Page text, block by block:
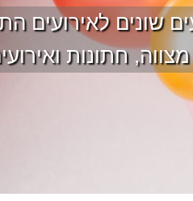
שונים לאירועים
חתונות